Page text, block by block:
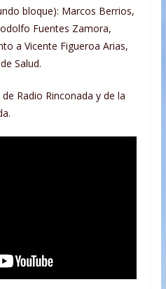
bloque): Marcos Berrios,
Fuentes Zamora,
a Vicente Figueroa Arias,
Salud.
Radio Rinconada y de la